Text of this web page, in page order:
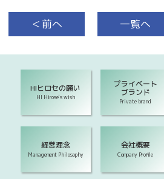
＜前へ 一覧へ
HIヒロセの願い
HI Hirose's wish
プライベート
ブランド
Private brand
経営理念
Management Philosophy
会社概要
Company Profile